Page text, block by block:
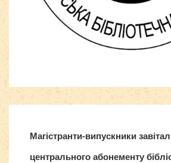
. Бесплатные
Магістранти-випускники
центрального абонементу